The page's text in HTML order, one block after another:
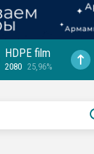
HDPE film
2080 25,96%